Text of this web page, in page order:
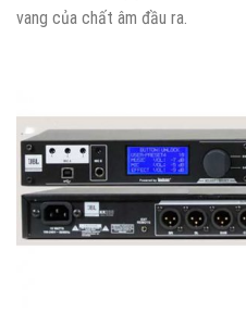
vang của chất âm đầu ra.